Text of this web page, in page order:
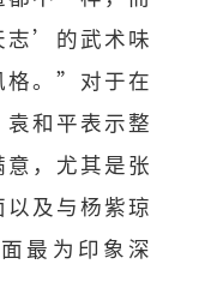
志’的武术味
格。”对于在
和平表示整
，尤其是张
及与杨紫琼
最为印象深